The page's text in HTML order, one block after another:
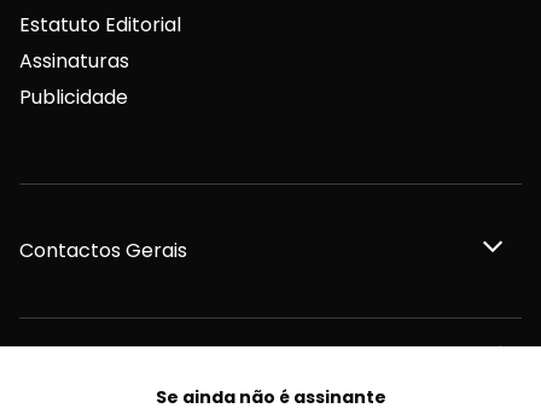
Se ainda não é assinante
Estatuto Editorial
Assinaturas
Publicidade
Contactos Gerais
Redação